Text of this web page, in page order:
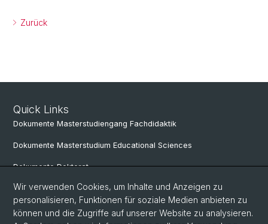
Zurück
Quick Links
Dokumente Masterstudiengang Fachdidaktik
Dokumente Masterstudium Educational Sciences
Dokumente Doktorat
Social Media
Wir verwenden Cookies, um Inhalte und Anzeigen zu
personalisieren, Funktionen für soziale Medien anbieten zu
können und die Zugriffe auf unserer Website zu analysieren.